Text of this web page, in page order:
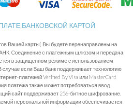
БАНКОВСКОЙ КАРТОЙ
Вашей карты) Вы будете перенаправлены на
Соединение с платежным шлюзом и передача
в защищенном режиме с использованием
если Ваш банк поддерживает технологию
платежей Verified By Visa или MasterCard
платежа также может потребоваться ввод
сайт поддерживает 256-битное шифрование.
персональной информации обеспечивается